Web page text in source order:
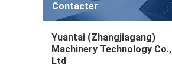
Contacter
Yuantai (Zhangjiagang)
Machinery Technology Co.,
Ltd